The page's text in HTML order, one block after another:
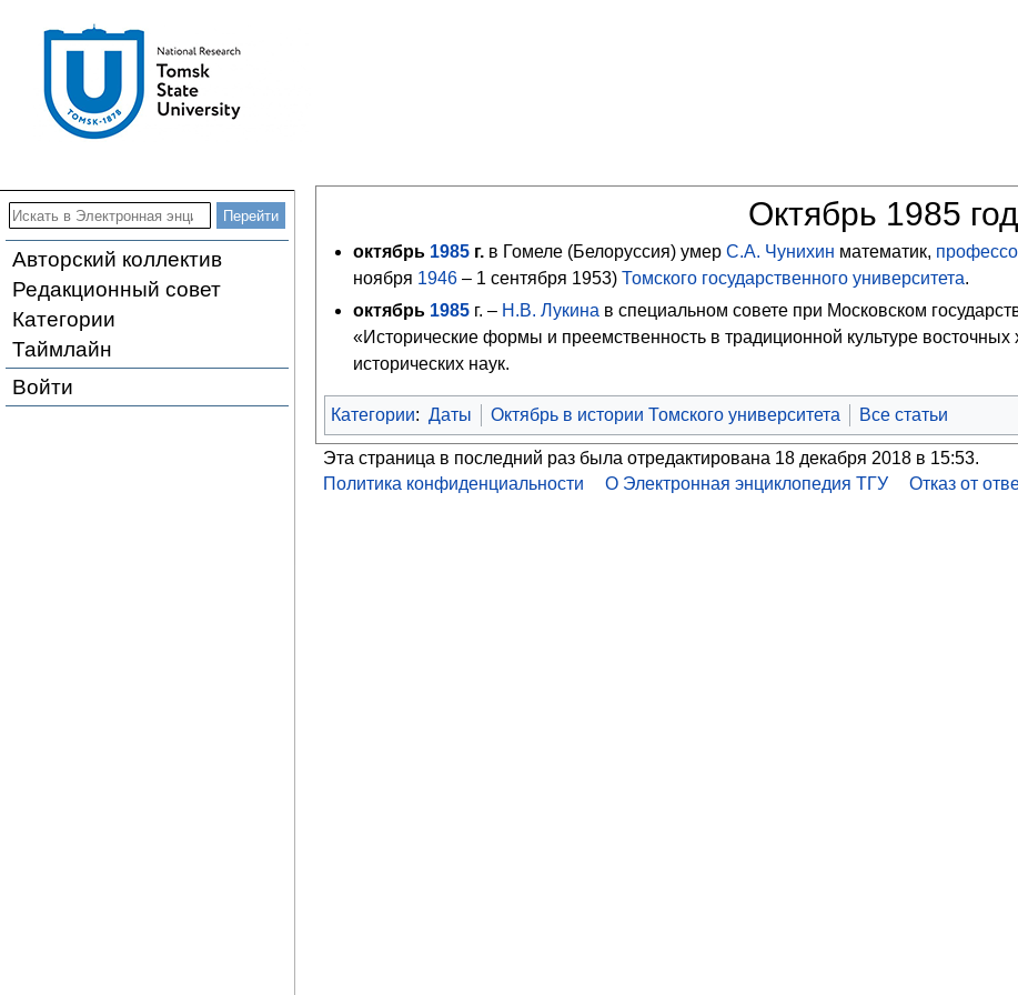
Авторский коллектив
Редакционный совет
Категории
Таймлайн
Войти
Октябрь 1985
октябрь 1985г.в Гомеле (Белоруссия) умер С.А. Чунихин математик,
ноября 1946– 1 сентября 1953) Томского государственного университета.
октябрь 1985г. – Н.В. Лукина в специальном совете при Московском
«Исторические формы и преемственность в традиционной культуре восточных
исторических наук.
Категории: Даты Октябрь в истории Томского университета Все статьи
Эта страница в последний раз была отредактирована 18 декабря 2018 в 15:53.
Политика конфиденциальности
О Электронная энциклопедия ТГУ Отказ от